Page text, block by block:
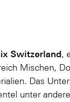
Switzerland,
Mischen,
Das
unter